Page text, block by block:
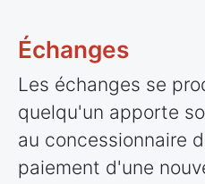
Échanges
Les échanges se
quelqu'un apporte
au concessionnaire
paiement d'une